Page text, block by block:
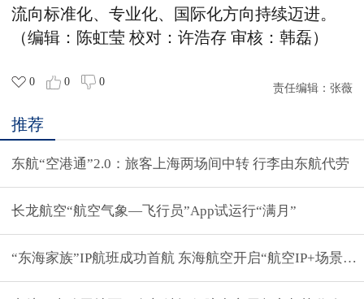
流向标准化、专业化、国际化方向持续迈进。
（编辑：陈虹莹 校对：许浩存 审核：韩磊）
0 0 0
责任编辑： 张薇
推荐
东航“空港通”2.0：旅客上海两场间中转 行李由东航代劳
长龙航空“航空气象—飞行员”App试运行“满月”
“东海家族”IP航班成功首航 东海航空开启“航空IP+场景服